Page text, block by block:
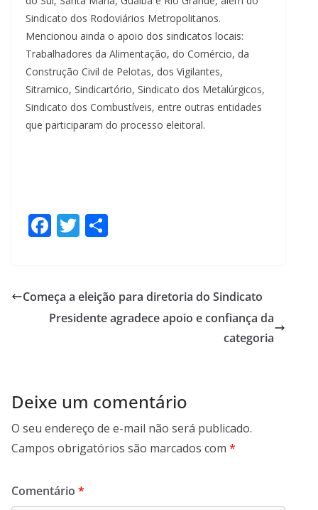
Sindicato dos Rodoviários Metropolitanos.
Mencionou ainda o apoio dos sindicatos locais:
Trabalhadores da Alimentação, do Comércio, da
Construção Civil de Pelotas, dos Vigilantes,
Sitramico, Sindicartório, Sindicato dos Metalúrgicos,
Sindicato dos Combustíveis, entre outras entidades
que participaram do processo eleitoral.
F
b
o
T
er e
Começa a eleição para diretoria do Sindicato
Presidente agradece apoio e confiança da
categoria
Deixe um comentário
O seu endereço de e-mail não será publicado.
Campos obrigatórios são marcados com *
Comentário *